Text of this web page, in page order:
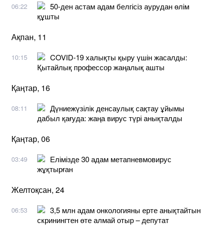
06:22
50-ден астам адам белгісіз аурудан өлім
құшты
Ақпан, 11
10:15
COVID-19 халықты қыру үшін жасалды:
Қытайлық профессор жаңалық ашты
Қаңтар, 16
08:11
Дүниежүзілік денсаулық сақтау ұйымы
дабыл қағуда: жаңа вирус түрі анықталды
Қаңтар, 06
03:49
Елімізде 30 адам метапневмовирус
жұқтырған
Желтоқсан, 24
06:53
3,5 млн адам онкологияны ерте анықтайтын
скринингтен өте алмай отыр – депутат